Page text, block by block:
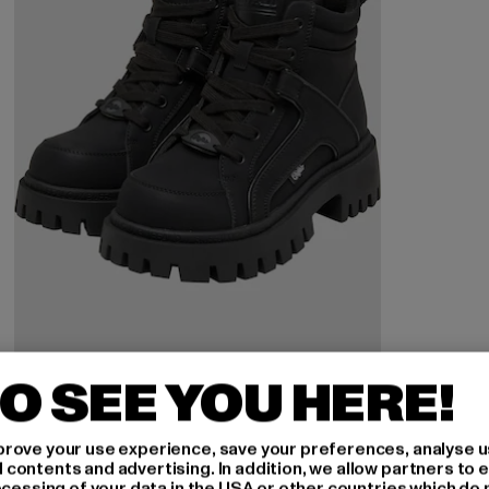
BUFFALO
ZANOS NC MID
71,49 EUR
Derzeitiger Preis: 71,49 EUR
109,99 EURAktionspreis: 109,99 EUR
SEE YOU HERE!
your use experience, save your preferences, analyse
and advertising. In addition, we allow partners to